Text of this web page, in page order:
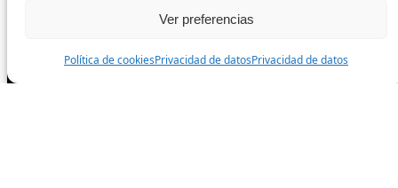
Ver preferencias
Política de cookiesPrivacidad de datosPrivacidad de datos
Instagram